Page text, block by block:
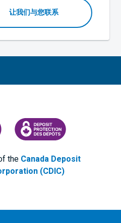
让我们与您联系
INSURANCE CORPORATION
CDIC PROTECTING YOUR
the Canada Deposit
(CDIC)